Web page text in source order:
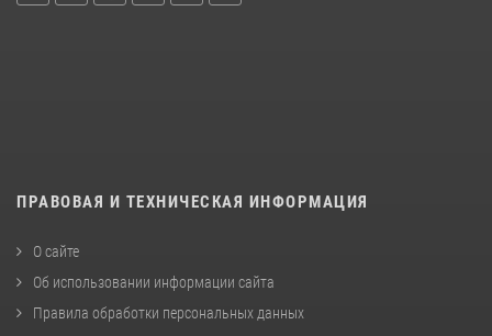
ПРАВОВАЯ И ТЕХНИЧЕСКАЯ ИНФОРМАЦИЯ
О сайте
Об использовании информации сайта
Правила обработки персональных данных